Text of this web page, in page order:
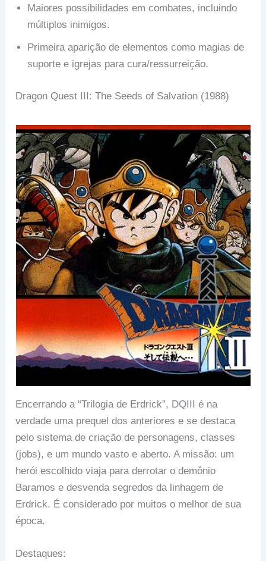
Maiores possibilidades em combates, incluindo
múltiplos inimigos.
Primeira aparição de elementos como magias de
suporte e igrejas para cura/ressurreição.
Dragon Quest III: The Seeds of Salvation (1988)
Encerrando a “Trilogia de Erdrick”, DQIII é na
verdade uma prequel dos anteriores e se destaca
pelo sistema de criação de personagens, classes
(jobs), e um mundo vasto e aberto. A missão: um
herói escolhido viaja para derrotar o demônio
Baramos e desvenda segredos da linhagem de
Erdrick. É considerado por muitos o melhor de sua
época.
Destaques: